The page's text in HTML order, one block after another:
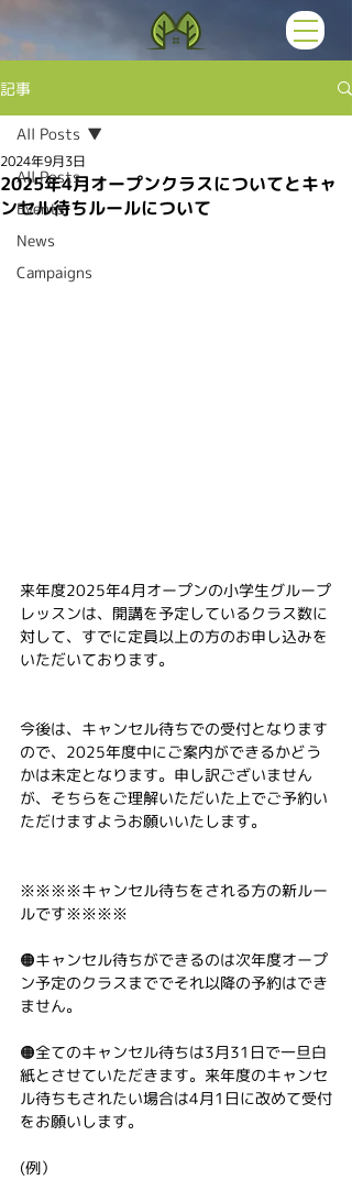
記事
All Posts
Events
News
Campaigns
All Posts
2025年4月オープンクラスについてとキャ
ンセル待ちルールについて
2024年9月3日
来年度2025年4月オープンの小学生グループ
レッスンは、開講を予定しているクラス数に
対して、すでに定員以上の方のお申し込みを
いただいております。
今後は、キャンセル待ちでの受付となります
ので、2025年度中にご案内ができるかどう
かは未定となります。申し訳ございません
が、そちらをご理解いただいた上でご予約い
ただけますようお願いいたします。
※※※※キャンセル待ちをされる方の新ルー
ルです※※※※
🟠キャンセル待ちができるのは次年度オープ
ン予定のクラスまででそれ以降の予約はでき
ません。
🟠全てのキャンセル待ちは3月31日で一旦白
紙とさせていただきます。来年度のキャンセ
ル待ちもされたい場合は4月1日に改めて受付
をお願いします。
(例）